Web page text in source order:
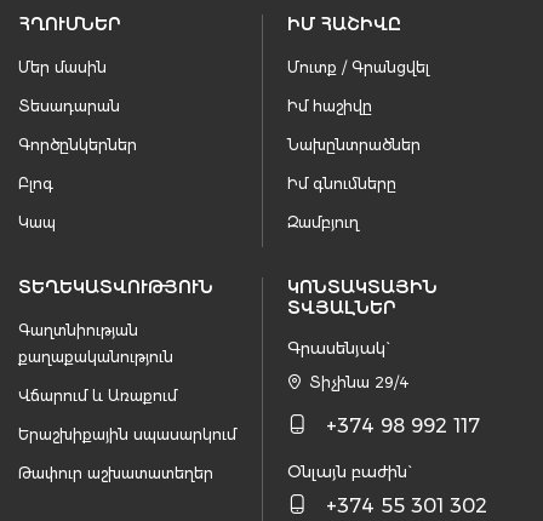
ՀՂՈՒՄՆԵՐ
Մեր մասին
Տեսադարան
Գործընկերներ
Բլոգ
Կապ
ԻՄ ՀԱՇԻՎԸ
Մուտք / Գրանցվել
Իմ հաշիվը
Նախընտրածներ
Իմ գնումները
Զամբյուղ
ՏԵՂԵԿԱՏՎՈՒԹՅՈՒՆ
Գաղտնիության
քաղաքականություն
Վճարում և Առաքում
Երաշխիքային սպասարկում
Թափուր աշխատատեղեր
ԿՈՆՏԱԿՏԱՅԻՆ
ՏՎՅԱԼՆԵՐ
Գրասենյակ`
Տիչինա 29/4
+374 98 992 117
Օնլայն բաժին`
+374 55 301 302